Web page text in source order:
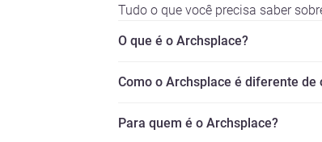
Tudo o que você precisa saber
O que é o Archsplace?
Como o Archsplace é diferente
Para quem é o Archsplace?